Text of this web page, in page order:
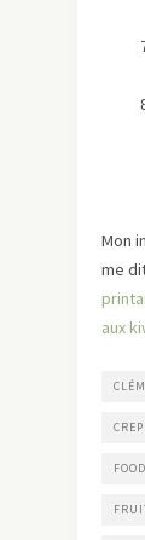
Mon
me
aux